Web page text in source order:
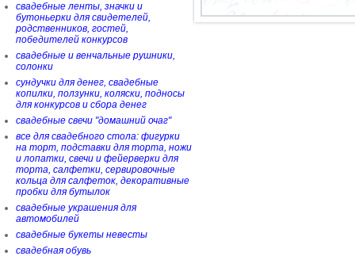
свадебные ленты, значки и
бутоньерки для свидетелей,
родственников, гостей,
победителей конкурсов
свадебные и венчальные рушники,
солонки
сундучки для денег, свадебные
копилки, ползунки, коляски, подносы
для конкурсов и сбора денег
свадебные свечи "домашний очаг"
все для свадебного стола: фигурки
на торт, подставки для торта, ножи
и лопатки, свечи и фейерверки для
торта, салфетки, сервировочные
кольца для салфеток, декоративные
пробки для бутылок
свадебные украшения для
автомобилей
свадебные букеты невесты
свадебная обувь